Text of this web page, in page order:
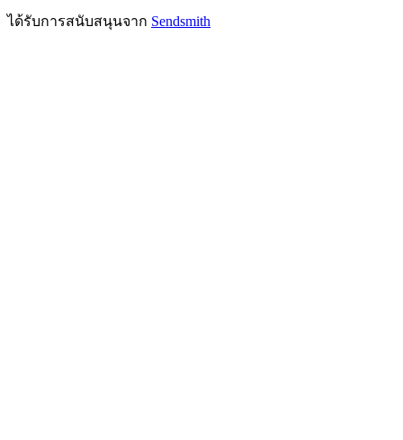
ได้รับการสนับสนุนจาก Sendsmith